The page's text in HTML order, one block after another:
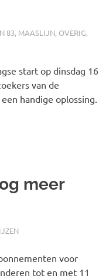
83, MAASLIJN, OVERIG,
start op dinsdag 16
van de
handige oplossing.
meer
voor
tot en met 11